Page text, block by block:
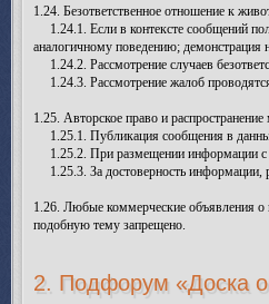
1.24. Безответственное отношение к
1.24.1. Если в контексте сообщений
аналогичному поведению; демонстрация
1.24.2. Рассмотрение случаев
1.24.3. Рассмотрение жалоб
1.25. Авторское право и
1.25.1. Публикация сообщения в
1.25.2. При размещении информации с
1.25.3. За достоверность информации,
1.26. Любые коммерческие объявления о
подобную тему запрещено.
2. Подфорум «Доска